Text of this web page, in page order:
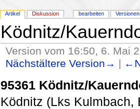
Ködnitz/
Version vom 16:50, 6. Mai
Nächstältere Version→ |
95361 Ködnitz/
Ködnitz (Lks Kulmbach,
Artikel Diskussion bearbeiten Versionen